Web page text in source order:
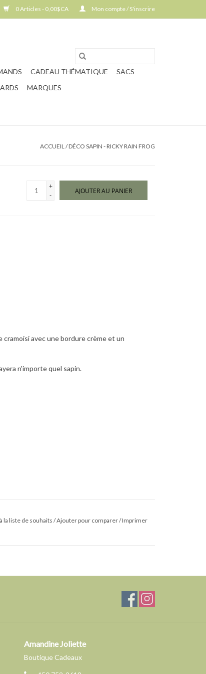
0 Articles - 0,00$CA Mon compte / S'inscrire
CADEAU THÉMATIQUE
SACS
MARQUES
ACCUEIL/DÉCO SAPIN - RICKY RAIN FROG
+
-
AJOUTER AU PANIER
avec une bordure crème et un
n'importe quel sapin.
la liste de souhaits /Ajouter pour comparer/Imprimer
Amandine Joliette
Boutique Cadeaux